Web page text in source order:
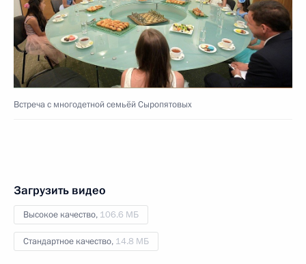
Встреча с многодетной семьёй Сыропятовых
Загрузить видео
Высокое качество, 106.6 МБ
Стандартное качество, 14.8 МБ